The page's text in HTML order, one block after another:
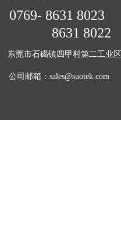
0769- 8631 8023
8631 8022
东莞市石碣镇四甲村第二工业区
公司邮箱： sales@suotek.com